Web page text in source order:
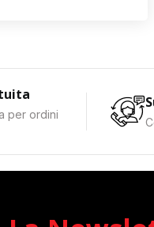
per ordini